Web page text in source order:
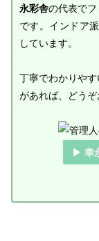
永彩舎の代表でフ
です。インドア
しています。
丁寧でわかりや
があれば、どうぞ
▶ 幸